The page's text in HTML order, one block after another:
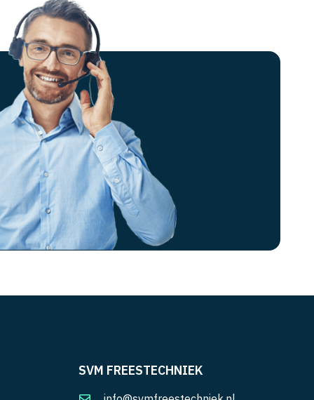
SVM FREESTECHNIEK